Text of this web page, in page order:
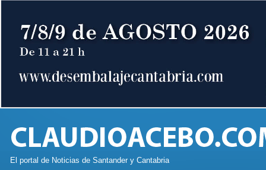
El portal de Noticias de Santander y Cantabria